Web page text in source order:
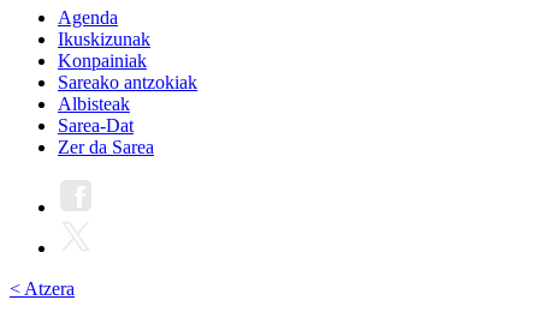
Agenda
Ikuskizunak
Konpainiak
Sareako antzokiak
Albisteak
Sarea-Dat
Zer da Sarea
< Atzera